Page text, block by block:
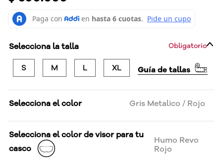
Selecciona el color Gris Metalico / Rojo
Selecciona la talla Obligatorio
S M L XL Guía de tallas
Selecciona el color de visor para tu
casco
Humo Revo
Rojo